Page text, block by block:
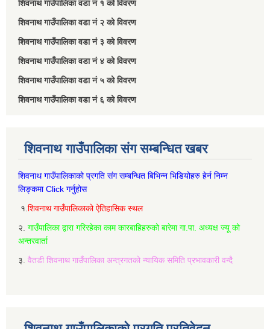
शिवनाथ गाउँपालिका वडा नं‌ १ को विवरण
शिवनाथ गाउँपालिका वडा नं‌ २ को विवरण
शिवनाथ गाउँपालिका वडा नं‌ ३ को विवरण
शिवनाथ गाउँपालिका वडा नं‌ ४ को विवरण
शिवनाथ गाउँपालिका वडा नं‌ ५ को विवरण
शिवनाथ गाउँपालिका वडा नं‌ ६ को विवरण
शिवनाथ गाउँपालिका संग सम्बन्धित खबर
शिवनाथ गाउँपालिकाको प्रगति संग सम्बन्धित बिभिन्‍न भिडियोहरु हेर्न निम्‍न
लिङ्कमा Click गर्नुहोस
१. शिवनाथ गाउँपालिकाको ऐतिहासिक स्थल
२. गाउँपालिका द्वारा गरिरहेका काम कारबाहिहरुको बारेमा गा.पा. अध्यक्ष ज्यू को
अन्तरवार्ता
३. वैतडी शिवनाथ गाउँपालिका अन्त्रगतको न्यायिक समिति प्रभावकारी वन्दै